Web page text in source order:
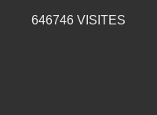
646746 VISITES